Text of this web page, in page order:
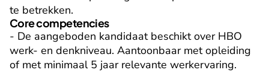
te betrekken.
Core competencies
- De aangeboden kandidaat beschikt over HBO
werk- en denkniveau. Aantoonbaar met opleiding
of met minimaal 5 jaar relevante werkervaring.